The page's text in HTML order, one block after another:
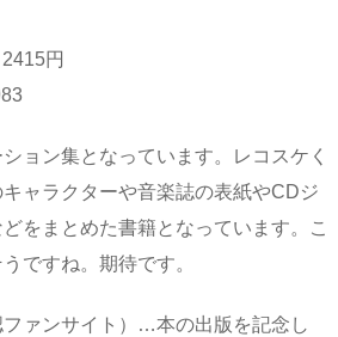
円
ョン集となっています。レコスケく
ャラクターや音楽誌の表紙やCDジ
をまとめた書籍となっています。こ
ですね。期待です。
ファンサイト）…本の出版を記念し